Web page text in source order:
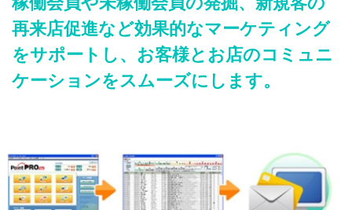
再来店促進など効果的なマーケティング
をサポートし、お客様とお店のコミュニ
ケーションをスムーズにします。